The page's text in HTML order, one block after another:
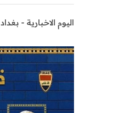
اليوم الاخبارية - بغداد